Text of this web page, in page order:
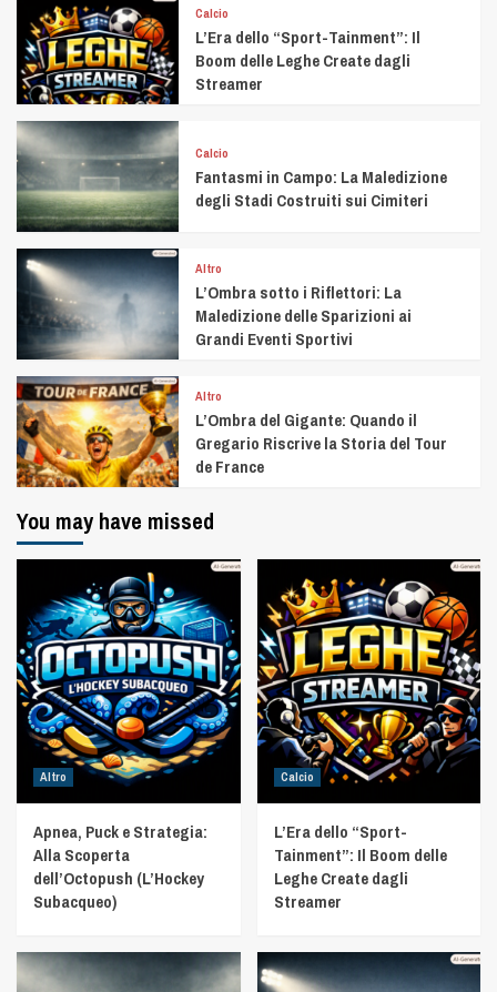
Calcio
L’Era dello “Sport-Tainment”: Il
Boom delle Leghe Create dagli
Streamer
Calcio
Fantasmi in Campo: La Maledizione
degli Stadi Costruiti sui Cimiteri
Altro
L’Ombra sotto i Riflettori: La
Maledizione delle Sparizioni ai
Grandi Eventi Sportivi
Altro
L’Ombra del Gigante: Quando il
Gregario Riscrive la Storia del Tour
de France
You may have missed
Altro
Apnea, Puck e Strategia:
Alla Scoperta
dell’Octopush (L’Hockey
Subacqueo)
Calcio
L’Era dello “Sport-
Tainment”: Il Boom delle
Leghe Create dagli
Streamer